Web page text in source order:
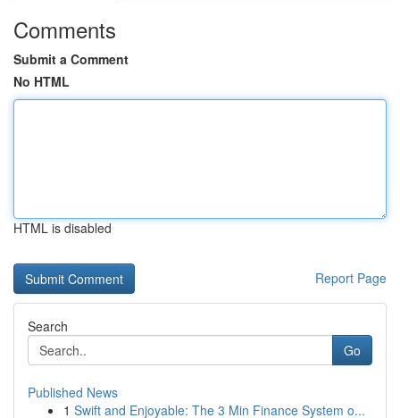
Comments
Submit a Comment
No HTML
HTML is disabled
Report Page
Search
Go
Published News
1 Swift and Enjoyable: The 3 Min Finance System o...